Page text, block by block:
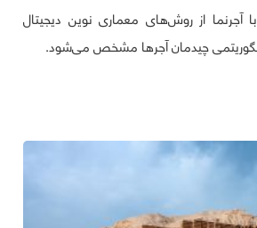
آجرنما از روش‌های معماری نوین دیجیتال
چیدمان آجرها مشخص می‌شود.